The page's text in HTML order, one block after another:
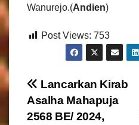
Wanurejo.(Andien)
Post Views: 753
N
a
Lancarkan Kirab
Asalha Mahapuja
2568 BE/ 2024,